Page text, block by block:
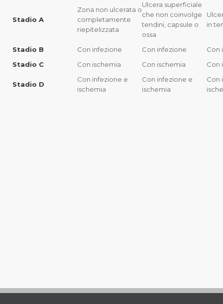
Stadio A
Zona non ulcerata o
completamente
riepitelizzata
Ulcera superficiale
che non coinvolge
tendini, capsule o
ossa
in
Stadio B Con infezione Con infezione
Con
Stadio C
Con ischemia Con ischemia Con
Stadio D
Con infezione e
ischemia
Con infezione e
ischemia
Con